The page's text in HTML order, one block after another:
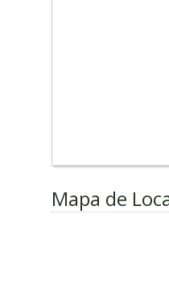
Mapa de